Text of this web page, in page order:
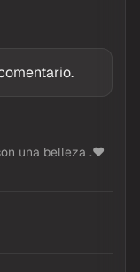
una belleza .❤